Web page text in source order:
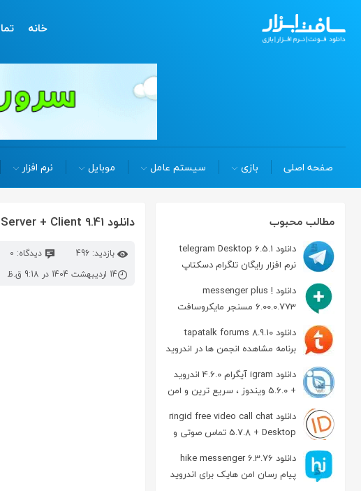
خانه
صفحه اصلی بازی سیستم عامل موبایل نرم افزار
مطالب محبوب
دانلود telegram Desktop 6.5.1
نرم افزار رایگان تلگرام دسکتاپ
دانلود messenger plus !
6.00.0.773 مسنجر مایکروسافت
دانلود tapatalk forums 8.9.10
برنامه مشاهده انجمن ها در اندروید
دانلود igram آیگرام 4.6.0 اندروید
+ 5.6.0 ویندوز ، سریع ترین و امن
ترین نسخه تلگرام
دانلود ringid free video call chat
5.7.8 + Desktop تماس صوتی و
تصویری در اندروید
دانلود hike messenger 6.3.76
پیام‌ رسان‌ امن هایک برای اندروید
دانلود bitvise ssh Server + Client 9.41 ارتباط سرور و کلاینت از طریق پروتکل SSH
بازدید: 496 دیدگاه: 0
14 اردیبهشت 1404 در 9:18 ق.ظ